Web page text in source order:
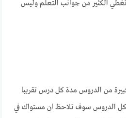
تغطي الكثير من جوانب التعلم وليس
من الدروس مدة كل درس تقريبا
الدروس سوف تلاحظ ان مستواك في